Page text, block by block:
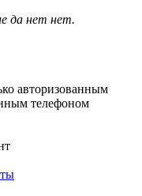
да нет нет.
авторизованным
телефоном